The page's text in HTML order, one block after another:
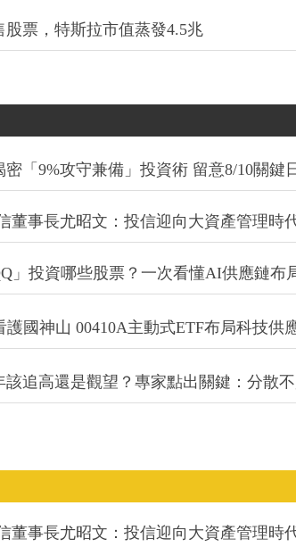
票，特斯拉市值蒸發4.5兆
「9%攻守兼備」投資術 留意8/10關鍵
董事長尤昭文：投信迎向大資產管理時
」投資哪些股票？一次看懂AI供應鏈布
國神山 00410A主動式ETF布局科技供
追高還是觀望？專家點出關鍵：分散
董事長尤昭文：投信迎向大資產管理時